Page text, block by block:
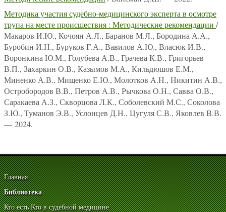
Методика участия судебно-медицинского эксперта в осмотре
трупа на месте происшествия : Методические рекомендации /
Макаров И.Ю., Кочоян А.Л., Баранов М.Л., Бородина А.А.,
Буробин И.Н., Буруков Г.А., Вавилов А.Ю., Власюк И.В.,
Воронкина Ю.М., Голубева А.В., Грачева К.В., Григорьев
В.П., Захаркин О.В., Казымов М.А., Кильдюшов Е.М.,
Миненко А.В., Мищенко Е.Ю., Молотков А.Н., Никитин А.В.,
Остробородов В.В., Петров А.В., Рычкова О.Н., Савва О.В.,
Саракаева А.З., Скворцова Л.К., Соболевский М.С., Соколова
З.Ю., Туманов Э.В., Услонцев Д.Н., Цугуля С.В., Яковлев В.В.
— 2024.
Главная
Библиотека
Кто есть Кто в судебной медицине